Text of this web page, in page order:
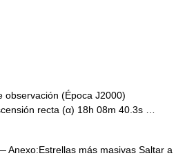
(Época J2000)
recta (α) 18h 08m 40.3s …
Anexo:Estrellas más masivas Saltar a